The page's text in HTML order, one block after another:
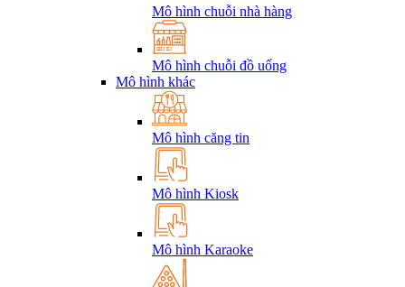
Mô hình chuỗi nhà hàng
Mô hình chuỗi đồ uống
Mô hình khác
Mô hình căng tin
Mô hình Kiosk
Mô hình Karaoke